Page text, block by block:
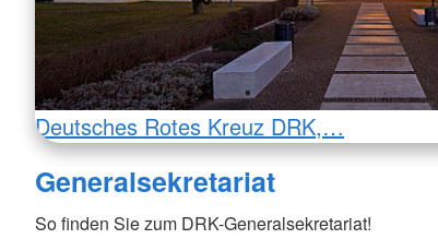
Deutsches Rotes Kreuz DRK,…
Generalsekretariat
So finden Sie zum DRK-Generalsekretariat!